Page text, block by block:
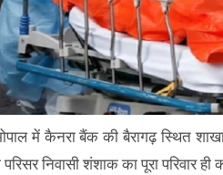
में कैनरा बैंक की बैरागढ़ स्थित
परिसर निवासी शंशाक का पूरा परिवार